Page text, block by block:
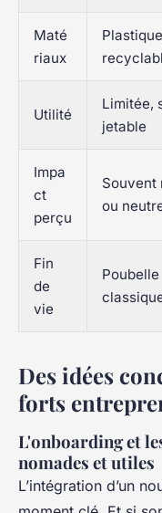
Maté
riaux
Utilité
Limitée,
jetable
Impa
ct
perçu
Souvent
ou
Fin
de
vie
Poubelle
Des idées
forts
L'onboarding et
nomades et utiles
L’intégration d’un